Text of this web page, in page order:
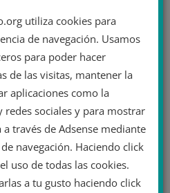
bendice su
Cruz de los
utiliza cookies para
de navegación. Usamos
para poder hacer
de las visitas, mantener la
aplicaciones como la
sociales y para mostrar
través de Adsense mediante
navegación. Haciendo click
uso de todas las cookies.
a tu gusto haciendo click